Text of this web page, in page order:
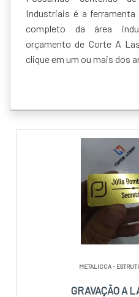
Industriais é a
completo da área
orçamento de Corte A
clique em um ou mais dos
METALICCA -
GRAVAÇÃO A